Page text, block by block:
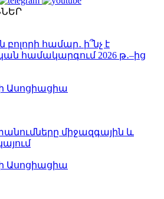
համար․ ի՞նչ է
համակարգում 2026 թ․–ից
Ասոցիացիա
միջազգային և
Ասոցիացիա